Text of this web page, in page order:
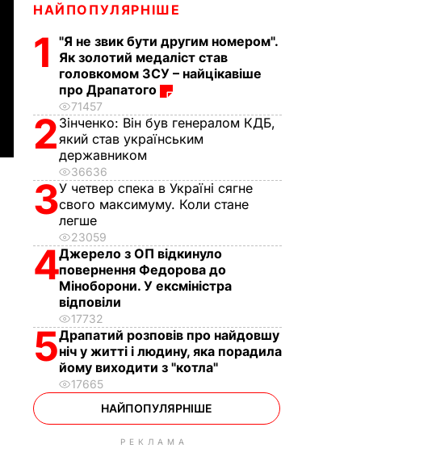
НАЙПОПУЛЯРНІШЕ
1
"Я не звик бути другим номером".
Як золотий медаліст став
головкомом ЗСУ – найцікавіше
про Драпатого
71457
2 Зінченко: Він був генералом КДБ,
який став українським
державником
36636
3У четвер спека в Україні сягне
свого максимуму. Коли стане
легше
23059
4Джерело з ОП відкинуло
повернення Федорова до
Міноборони. У ексміністра
відповіли
17732
5Драпатий розповів про найдовшу
ніч у житті і людину, яка порадила
йому виходити з "котла"
17665
НАЙПОПУЛЯРНІШЕ
РЕКЛАМА